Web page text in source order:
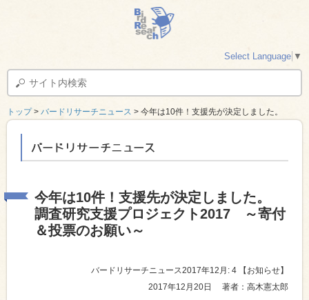
トップ> バードリサーチニュース > 今年は10件！支援先が決定しました。
今年は10件！支援先が決定しました。
調査研究支援プロジェクト2017 ～寄付
＆投票のお願い～
バードリサーチニュース2017年12月: 4
【お知らせ】
2017年12月20日
著者：高木憲太郎
Select Language ▼